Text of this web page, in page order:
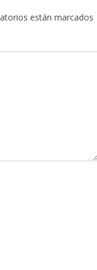
están marcados